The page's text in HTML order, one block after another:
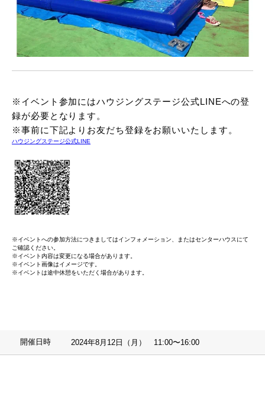
※イベント参加にはハウジングステージ公式LINEへの登
録が必要となります。
※事前に下記よりお友だち登録をお願いいたします。
ハウジングステージ公式LINE
※イベントへの参加方法につきましてはインフォメーション、またはセンターハウスにて
ご確認ください。
※イベント内容は変更になる場合があります。
※イベント画像はイメージです。
※イベントは途中休憩をいただく場合があります。
開催日時 2024年8月12日（月） 11:00〜16:00